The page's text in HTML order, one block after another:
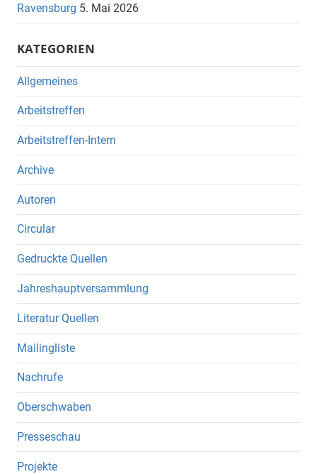
Ravensburg 5. Mai 2026
KATEGORIEN
Allgemeines
Arbeitstreffen
Arbeitstreffen-Intern
Archive
Autoren
Circular
Gedruckte Quellen
Jahreshauptversammlung
Literatur Quellen
Mailingliste
Nachrufe
Oberschwaben
Presseschau
Projekte